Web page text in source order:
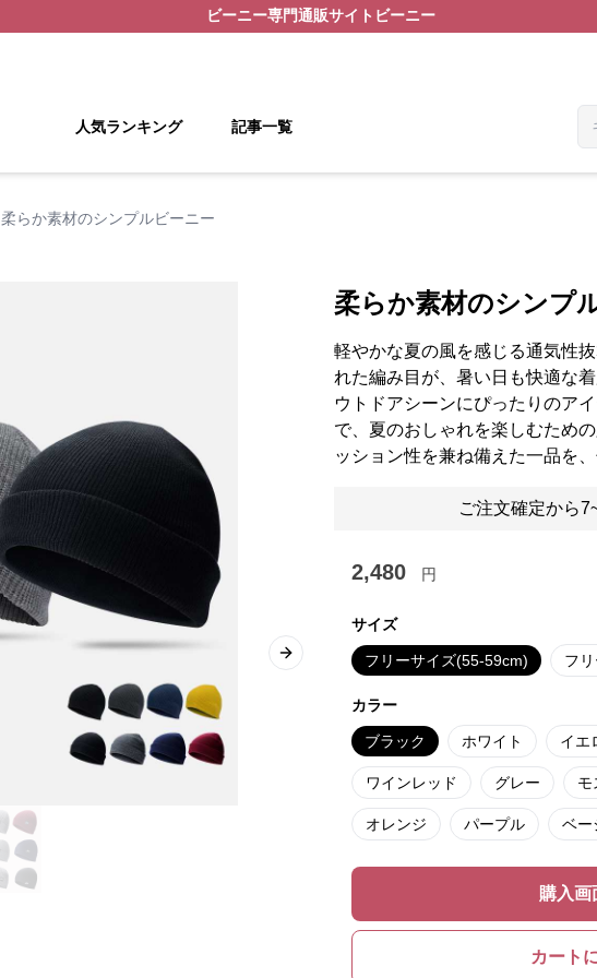
ビーニー専門通販サイト ビーニー
人気ランキング 記事一覧
柔らか素材のシンプルビーニー
Next slide
柔らか素材のシンプ
軽やかな夏の風を感じる通気性
れた編み目が、暑い日も快適な
ウトドアシーンにぴったりのア
で、夏のおしゃれを楽しむため
ッション性を兼ね備えた一品を
ご注文確定から
2,480 円
サイズ
フリーサイズ(55-59cm) フ
カラー
ブラック ホワイト イエ
ワインレッド グレー モ
オレンジ パープル ベー
購入画
カート